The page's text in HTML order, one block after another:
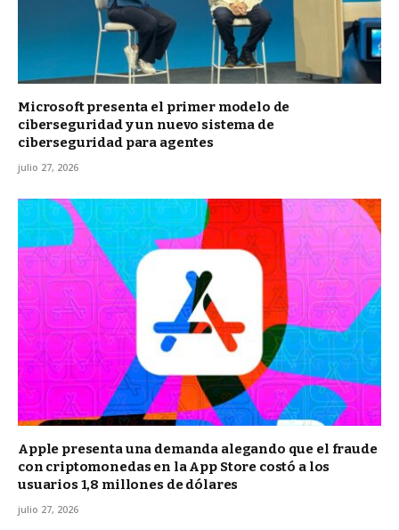
Microsoft presenta el primer modelo de
ciberseguridad y un nuevo sistema de
ciberseguridad para agentes
julio 27, 2026
Apple presenta una demanda alegando que el fraude
con criptomonedas en la App Store costó a los
usuarios 1,8 millones de dólares
julio 27, 2026